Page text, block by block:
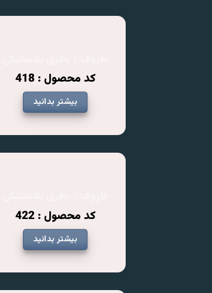
کد محصول : 418
بیشتر بدانید
کد محصول : 422
بیشتر بدانید